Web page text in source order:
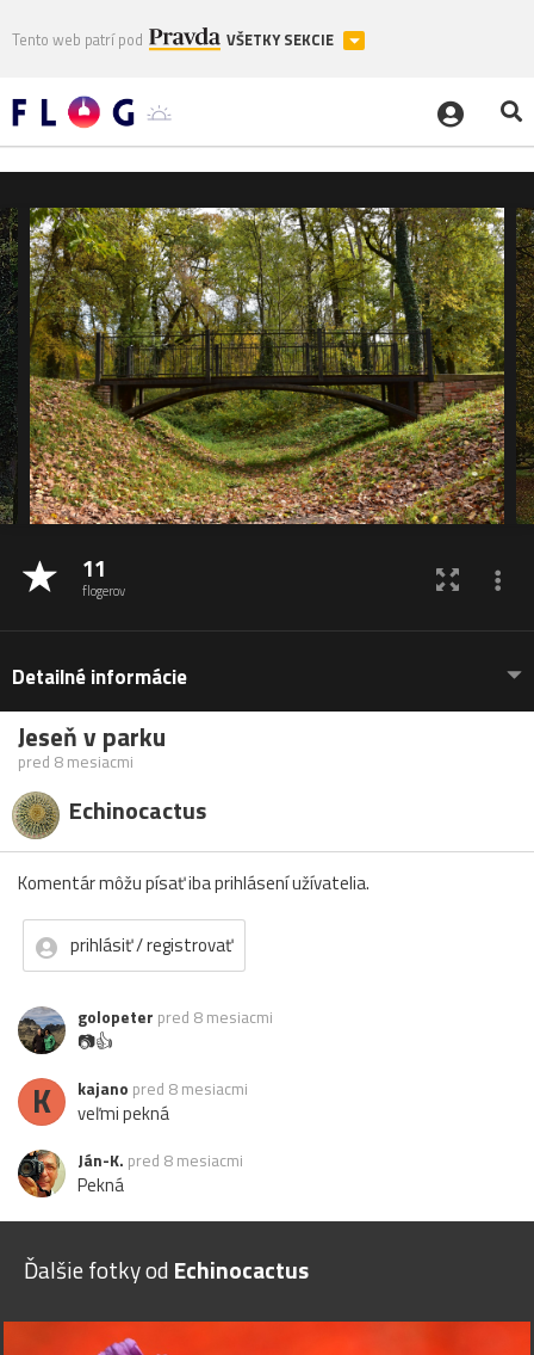
Tento web patrí pod VŠETKY SEKCIE
11
flogerov
Detailné informácie
Jeseň v parku
pred 8 mesiacmi
Echinocactus
Komentár môžu písať iba prihlásení užívatelia.
prihlásiť / registrovať
golopeter pred 8 mesiacmi
📷👍
K kajano pred 8 mesiacmi
veľmi pekná
Ján-K. pred 8 mesiacmi
Pekná
Ďalšie fotky od Echinocactus